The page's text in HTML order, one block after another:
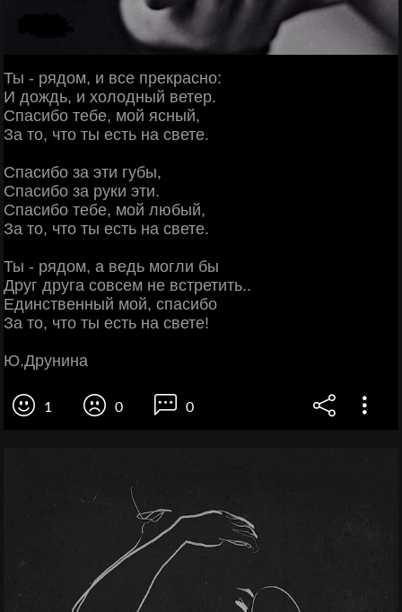
Ты - рядом, и все прекрасно:
И дождь, и холодный ветер.
Спасибо тебе, мой ясный,
За то, что ты есть на свете.
Спасибо за эти губы,
Спасибо за руки эти.
Спасибо тебе, мой любый,
За то, что ты есть на свете.
Ты - рядом, а ведь могли бы
Друг друга совсем не встретить..
Единственный мой, спасибо
За то, что ты есть на свете!
Ю.Друнина
1 0 0